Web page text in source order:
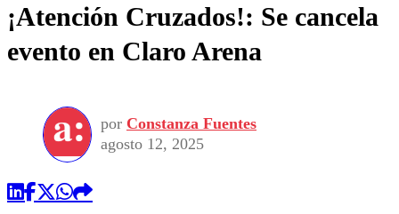
¡Atención Cruzados!: Se cancela
evento en Claro Arena
por Constanza Fuentes
agosto 12, 2025